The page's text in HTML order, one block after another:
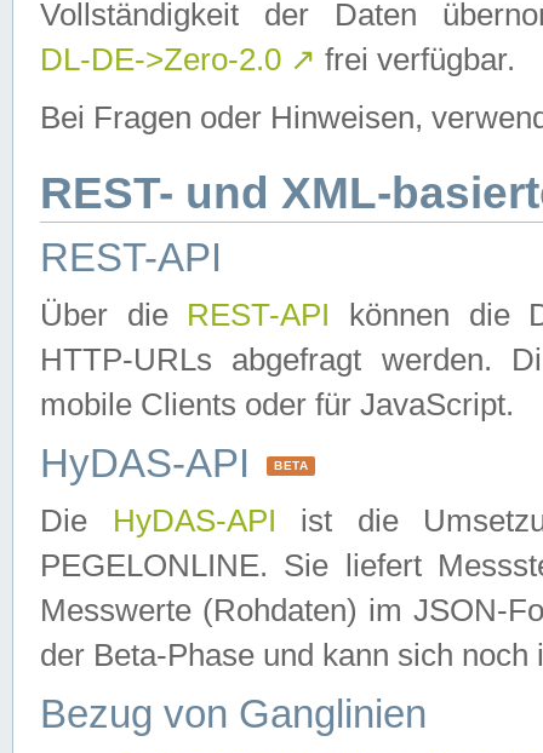
Vollständigkeit der Daten
DL-DE->Zero-2.0 ↗ frei verfügbar.
Bei Fragen oder Hinweisen,
REST- und XML-
REST-API
Über die REST-API können die
HTTP-URLs abgefragt werden.
mobile Clients oder für JavaScript.
HyDAS-API BETA
Die HyDAS-API ist die
PEGELONLINE. Sie liefert
Messwerte (Rohdaten) im JSON-
der Beta-Phase und kann sich noch
Bezug von Ganglinien